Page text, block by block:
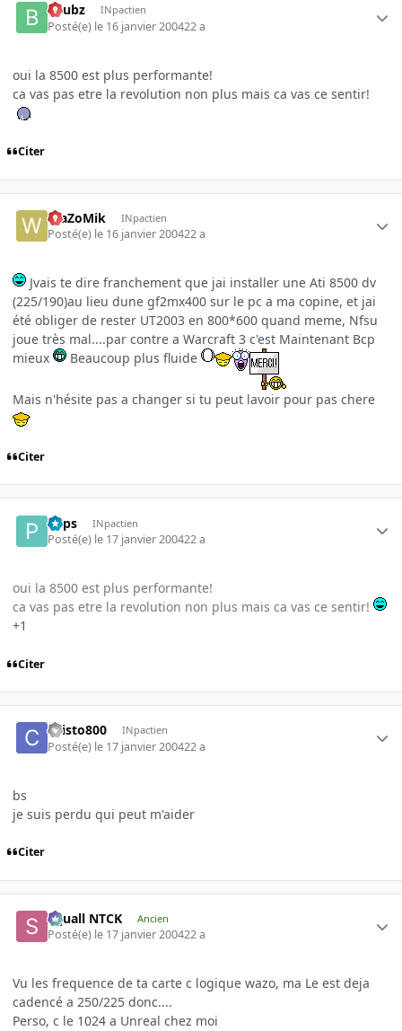
beubz INpactien
Posté(e) le 16 janvier 200422 a
oui la 8500 est plus performante!
ca vas pas etre la revolution non plus mais ca vas ce sentir!
Citer
WaZoMik INpactien
Posté(e) le 16 janvier 200422 a
Jvais te dire franchement que jai installer une Ati 8500 dv
(225/190)au lieu dune gf2mx400 sur le pc a ma copine, et jai
été obliger de rester UT2003 en 800*600 quand meme, Nfsu
joue très mal....par contre a Warcraft 3 c'est Maintenant Bcp
mieux
Beaucoup plus fluide
Mais n'hésite pas a changer si tu peut lavoir pour pas chere
Citer
Paps INpactien
Posté(e) le 17 janvier 200422 a
oui la 8500 est plus performante!
ca vas pas etre la revolution non plus mais ca vas ce sentir!
+1
Citer
cuisto800 INpactien
Posté(e) le 17 janvier 200422 a
bs
je suis perdu qui peut m'aider
Citer
Squall NTCK Ancien
Posté(e) le 17 janvier 200422 a
Vu les frequence de ta carte c logique wazo, ma Le est deja
cadencé a 250/225 donc....
Perso, c le 1024 a Unreal chez moi